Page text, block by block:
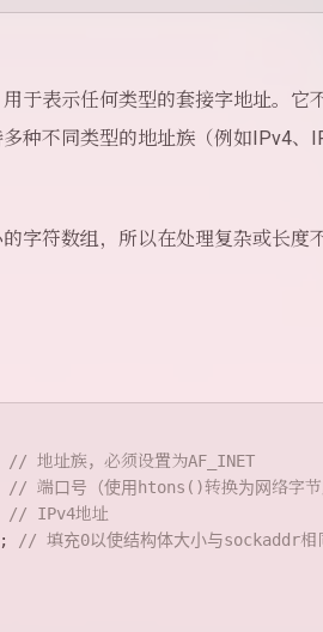
于表示任何类型的套接字地址。它
种不同类型的地址族（例如IPv4、
字符数组，所以在处理复杂或长度
// 地址族，必须设置为AF_INET
// 端口号（使用htons()转换为网络字节
// IPv4地址
// 填充0以使结构体大小与sockaddr相